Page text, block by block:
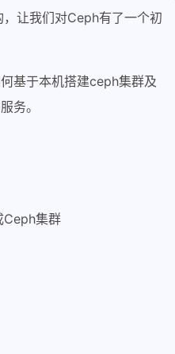
让我们对Ceph有了一个初
基于本机搭建ceph集群及
务。
Ceph集群